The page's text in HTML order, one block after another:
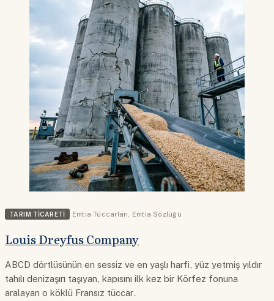
TARIM TICARETI Emtia Tüccarları, Emtia Sözlüğü
Louis Dreyfus Company
ABCD dörtlüsünün en sessiz ve en yaşlı harfi, yüz yetmiş yıldır
tahılı denizaşırı taşıyan, kapısını ilk kez bir Körfez fonuna
aralayan o köklü Fransız tüccar.